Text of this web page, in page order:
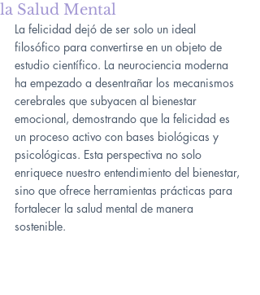
la Salud Mental
La felicidad dejó de ser solo un ideal
filosófico para convertirse en un objeto de
estudio científico. La neurociencia moderna
ha empezado a desentrañar los mecanismos
cerebrales que subyacen al bienestar
emocional, demostrando que la felicidad es
un proceso activo con bases biológicas y
psicológicas. Esta perspectiva no solo
enriquece nuestro entendimiento del bienestar,
sino que ofrece herramientas prácticas para
fortalecer la salud mental de manera
sostenible.